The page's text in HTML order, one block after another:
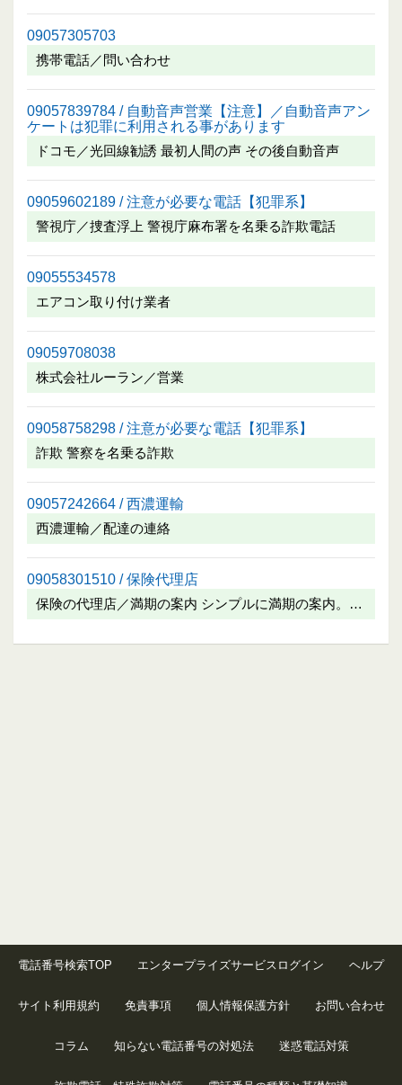
09057305703
携帯電話／問い合わせ
09057839784 / 自動音声営業【注意】／自動音声アン
ケートは犯罪に利用される事があります
ドコモ／光回線勧誘 最初人間の声 その後自動音声
09059602189 / 注意が必要な電話【犯罪系】
警視庁／捜査浮上 警視庁麻布署を名乗る詐欺電話
09055534578
エアコン取り付け業者
09059708038
株式会社ルーラン／営業
09058758298 / 注意が必要な電話【犯罪系】
詐欺 警察を名乗る詐欺
09057242664 / 西濃運輸
西濃運輸／配達の連絡
09058301510 / 保険代理店
保険の代理店／満期の案内 シンプルに満期の案内。…
電話番号検索TOP エンタープライズサービスログイン ヘルプ
サイト利用規約 免責事項 個人情報保護方針 お問い合わせ
コラム 知らない電話番号の対処法 迷惑電話対策